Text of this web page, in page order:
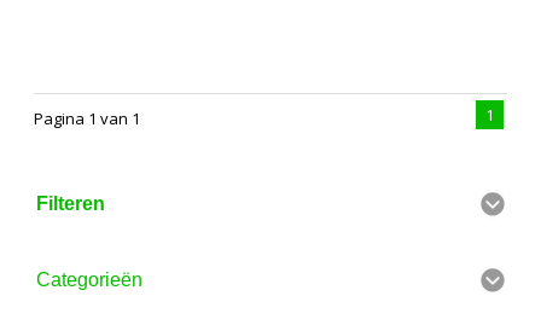
Pagina 1 van 1 1
Filteren
Categorieën